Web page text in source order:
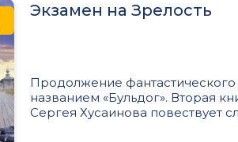
Экзамен на Зрелость
Продолжение фантастического
названием «Бульдог». Вторая
Сергея Хусаинова повествует